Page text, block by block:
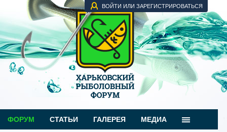
ВОЙТИ ИЛИ ЗАРЕГИСТРИРОВАТЬСЯ
ФОРУМ СТАТЬИ ГАЛЕРЕЯ МЕДИА